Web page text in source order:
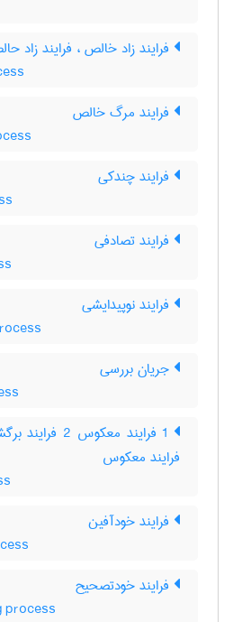
فرایند زاد خالص ، فرایند زاد
فرایند مرگ خالص
فرایند چندکی
فرایند تصادفی
فرایند نوپیدایشی
جریان بررسی
1 فرایند
فرایند معکوس
فرایند خودآفین
فرایند خودتصحیح